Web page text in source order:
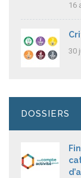
16
30
DOSSIERS